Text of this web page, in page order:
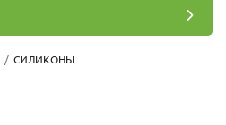
/ СИЛИКОНЫ